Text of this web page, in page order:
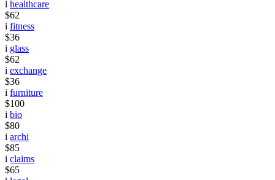
i healthcare
$62
i fitness
$36
i glass
$62
i exchange
$36
i furniture
$100
i bio
$80
i archi
$85
i claims
$65